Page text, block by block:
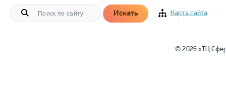
Искать Карта сайта
© 2026 «ТЦ